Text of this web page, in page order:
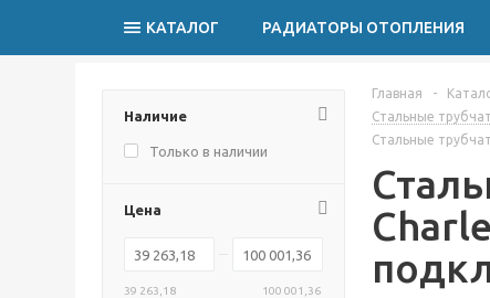
КАТАЛОГ РАДИАТОРЫ ОТОПЛЕНИЯ
Наличие
Только в наличии
Цена
39 263,18 100 001,36
Главная -
Стальные
Стальные